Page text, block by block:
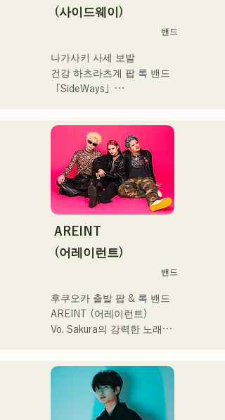
トステージにも出演。MCと
してはRugby World
cup2019 Public viewing、競
輪日本一ダービーの場内ア
ナウンス、ラグビー女子日
本代表世界大会スタジアム
滑走屋場内アナウンス、ク
リスマスアドベント、イス
ラデサルサ、福岡ウィニン
グスピリッツのスタジアム
DJ、金鷲旗、山笠関連イベ
ント、地域イベント、
summit)、福岡市武道館オー
プニング記念イベント,結婚
す。
アーティストの日本人父と
アメリカ人母から生まれた
まう時こそ聴いてほしい。
自分自身も迷いや葛藤を抱
作り物ではなく、ありのま
まの感情や言葉をそのまま
音楽にしている。
2024年10月より音楽活動を
福岡を中心にブッキングラ
イブや路上ライブなど精力
的に活動を行っている。
2025年11月22日にはファー
催。
(사이드웨이)
밴드
나가사키 사세 보발
건강 하츠라츠계 팝 록 밴드
「SideWays」
시 및 전국투어 감행
소설을 바탕으로 한 즐겁고
어딘가 애수있는 곡에 주목!
!
AREINT
(어레이런트)
밴드
후쿠오카 출발 팝 & 록 밴드
AREINT (어레이런트)
Vo. Sakura의 강력한 노래
SHO에 의해 만들어지는 악
곡은 캐치에서 어딘가 익숙
한 록 사운드가 특징이며 독